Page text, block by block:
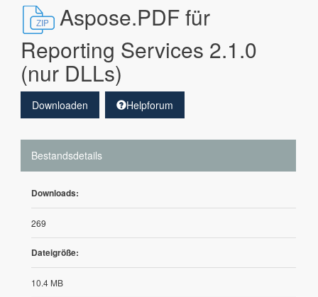
Aspose.PDF für
Reporting Services 2.1.0
(nur DLLs)
Downloaden Helpforum
Bestandsdetails
Downloads:
269
Dateigröße:
10.4 MB